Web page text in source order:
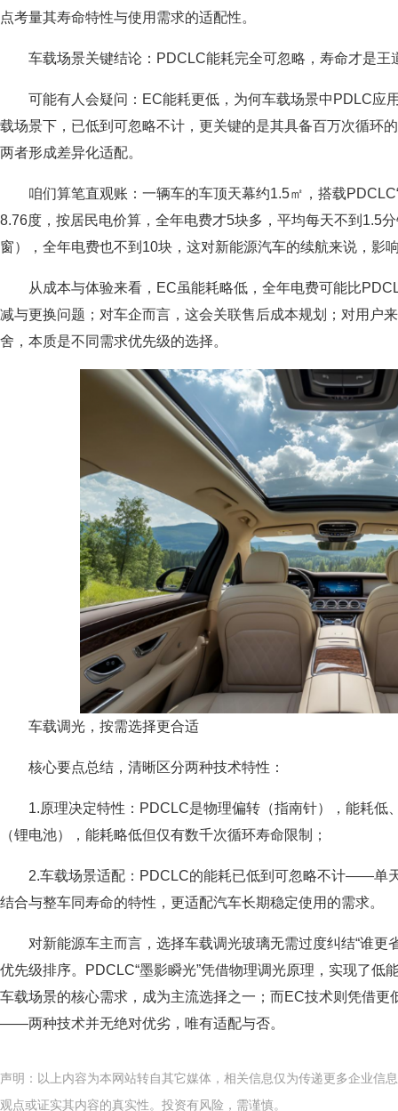
点考量其寿命特性与使用需求的适配性。
车载场景关键结论：PDCLC能耗完全可忽略，寿命才是王
可能有人会疑问：EC能耗更低，为何车载场景中PDLC应
载场景下，已低到可忽略不计，更关键的是其具备百万次循环
两者形成差异化适配。
咱们算笔直观账：一辆车的车顶天幕约1.5㎡，搭载
8.76度，按居民电价算，全年电费才5块多，平均每天不到1.5
窗），全年电费也不到10块，这对新能源汽车的续航来说，影
从成本与体验来看，EC虽能耗略低，全年电费可能比
减与更换问题；对车企而言，这会关联售后成本规划；对用户
舍，本质是不同需求优先级的选择。
车载调光，按需选择更合适
核心要点总结，清晰区分两种技术特性：
1.原理决定特性：PDCLC是物理偏转（指南针），能耗低
（锂电池），能耗略低但仅有数千次循环寿命限制；
2.车载场景适配：PDCLC的能耗已低到可忽略不计——单
结合与整车同寿命的特性，更适配汽车长期稳定使用的需求。
对新能源车主而言，选择车载调光玻璃无需过度纠结“谁更
优先级排序。PDCLC“墨影瞬光”凭借物理调光原理，实现了低
车载场景的核心需求，成为主流选择之一；而EC技术则凭借
——两种技术并无绝对优劣，唯有适配与否。
声明：以上内容为本网站转自其它媒体，相关信息仅为传递更多企业信
观点或证实其内容的真实性。投资有风险，需谨慎。